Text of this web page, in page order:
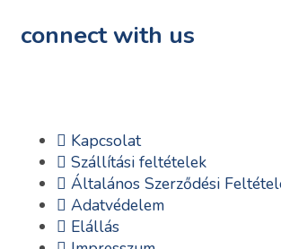
connect with us
Kapcsolat
Szállítási feltételek
Általános Szerződési
Adatvédelem
Elállás